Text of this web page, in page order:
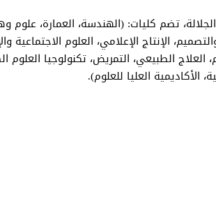
تضم كليات: (الهندسة، العمارة، علوم
الإنتاج الإعلامي، العلوم الاجتماعية
العلاج الطبيعي، التمريض، تكنولوجيا العلوم
الأكاديمية العليا للعلوم).